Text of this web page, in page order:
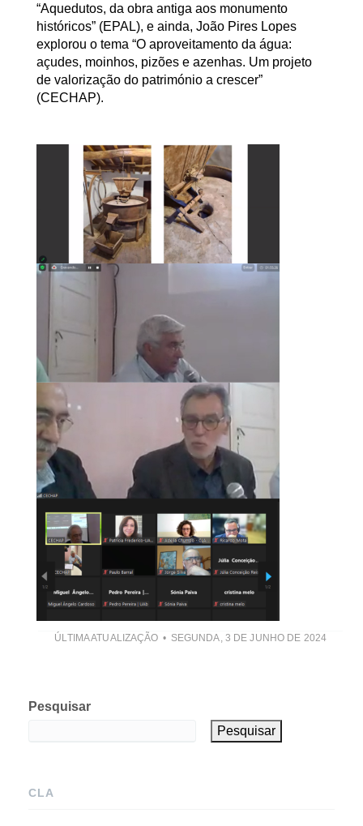
“Aquedutos, da obra antiga aos monumento
históricos” (EPAL), e ainda, João Pires Lopes
explorou o tema “O aproveitamento da água:
açudes, moinhos, pizões e azenhas. Um projeto
de valorização do património a crescer”
(CECHAP).
ÚLTIMA ATUALIZAÇÃO SEGUNDA, 3 DE JUNHO DE 2024
Pesquisar
Pesquisar
CLA